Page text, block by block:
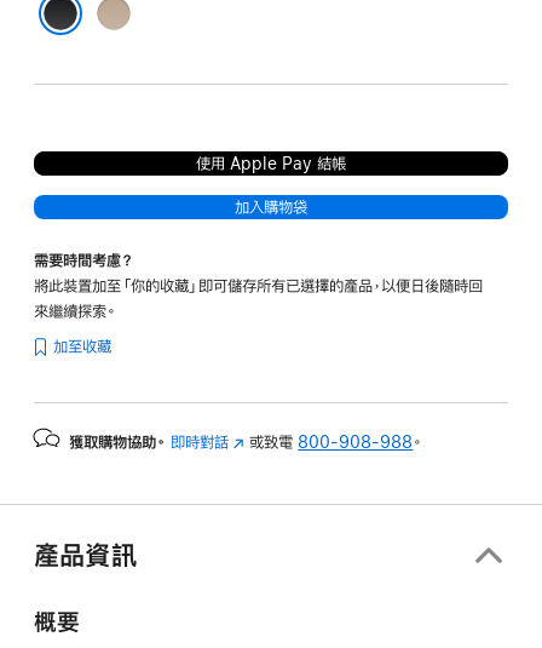
棕
使用 Apple Pay 結帳
加入購物袋
需要時間考慮？
將此裝置加至「你的收藏」即可儲存所有已選擇的產品，以便日後隨時回
來繼續探索。
加至收藏
獲取購物協助。 即時對話 (以 或致電 800-908-988 。
產品資訊
概要